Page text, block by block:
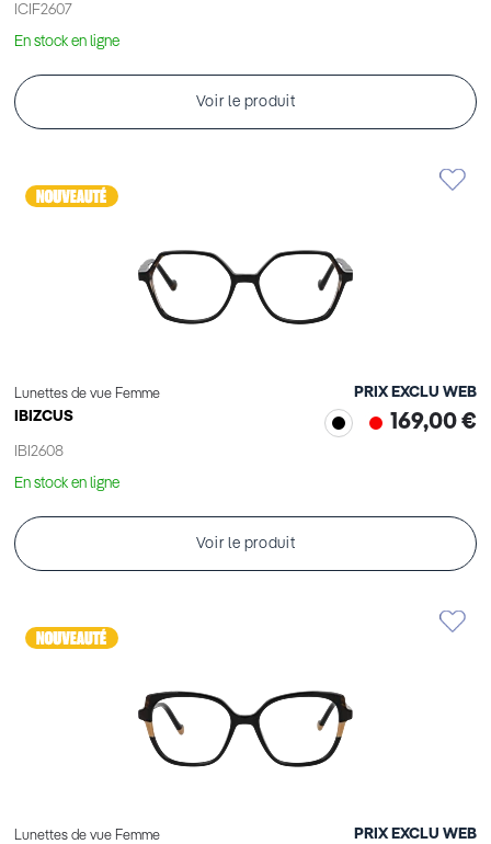
ICIF2607
En stock en ligne
Voir le produit
Lunettes de vue Femme
IBIZCUS
IBI2608
PRIX EXCLU WEB
169,00 €
En stock en ligne
Voir le produit
Lunettes de vue Femme PRIX EXCLU WEB